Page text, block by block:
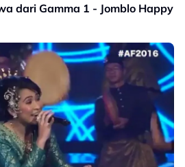
dari Gamma 1 - Jomblo Happy